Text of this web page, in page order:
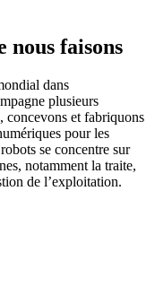
nous faisons
dans
plusieurs
concevons et fabriquons
pour les
se concentre sur
notamment la traite,
de l’exploitation.